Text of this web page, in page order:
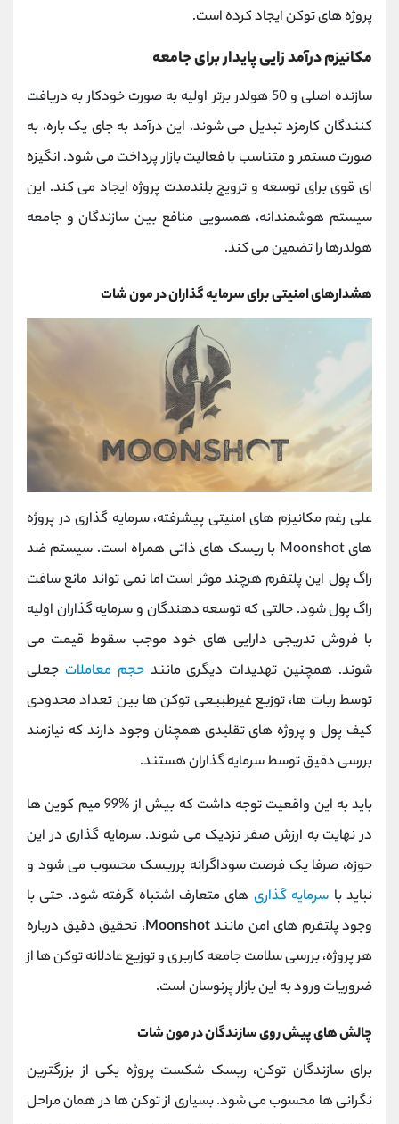
پروژه‌ های توکن ایجاد کرده است.
مکانیزم درآمد زایی پایدار برای جامعه
سازنده اصلی و 50 هولدر برتر اولیه به صورت خودکار به دریافت
‌کنندگان کارمزد تبدیل می ‌شوند. این درآمد به جای یک ‌باره، به
صورت مستمر و متناسب با فعالیت بازار پرداخت می ‌شود. انگیزه
‌ای قوی برای توسعه و ترویج بلندمدت پروژه ایجاد می‌ کند. این
سیستم هوشمندانه، همسویی منافع بین سازندگان و جامعه
هولدرها را تضمین می کند.
هشدارهای امنیتی برای سرمایه‌ گذاران در مون شات
علی رغم مکانیزم‌ های امنیتی پیشرفته، سرمایه‌ گذاری در پروژه‌
های Moonshot با ریسک ‌های ذاتی همراه است. سیستم ضد
راگ ‌پول این پلتفرم هرچند موثر است اما نمی ‌تواند مانع سافت
راگ‌ پول شود. حالتی که توسعه‌ دهندگان و سرمایه‌ گذاران اولیه
با فروش تدریجی دارایی‌ های خود موجب سقوط قیمت می
‌شوند. همچنین تهدیدات دیگری مانندحجم معاملات جعلی
توسط ربات ‌ها، توزیع غیرطبیعی توکن ‌ها بین تعداد محدودی
کیف پول و پروژه‌ های تقلیدی همچنان وجود دارند که نیازمند
بررسی دقیق توسط سرمایه ‌گذاران هستند.
باید به این واقعیت توجه داشت که بیش از %99 میم ‌کوین ‌ها
در نهایت به ارزش صفر نزدیک می ‌شوند. سرمایه ‌گذاری در این
حوزه، صرفا یک فرصت سوداگرانه پرریسک محسوب می ‌شود و
نباید با سرمایه‌ گذاری‌ های متعارف اشتباه گرفته شود. حتی با
وجود پلتفرم ‌های امن مانندMoonshot، تحقیق دقیق درباره
هر پروژه، بررسی سلامت جامعه کاربری و توزیع عادلانه توکن‌ ها از
ضروریات ورود به این بازار پرنوسان است.
چالش ‌های پیش روی سازندگان در مون شات
برای سازندگان توکن، ریسک شکست پروژه یکی از بزرگترین
نگرانی ‌ها محسوب می ‌شود. بسیاری از توکن ‌ها در همان مراحل